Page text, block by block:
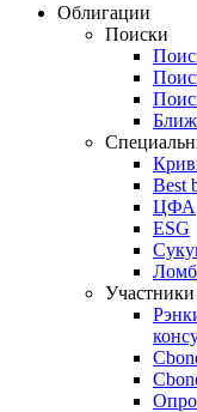
Облигации
Поиски
Best
ЦФА
ESG